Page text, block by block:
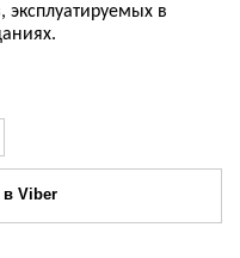
эксплуатируемых в
в Viber